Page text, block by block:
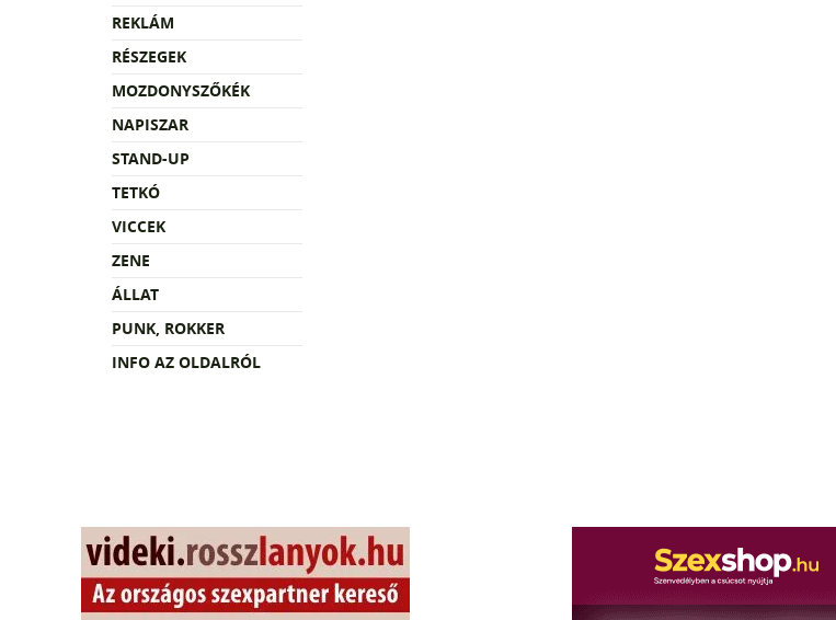
REKLÁM
RÉSZEGEK
MOZDONYSZŐKÉK
NAPISZAR
STAND-UP
TETKÓ
VICCEK
ZENE
ÁLLAT
PUNK, ROKKER
INFO AZ OLDALRÓL